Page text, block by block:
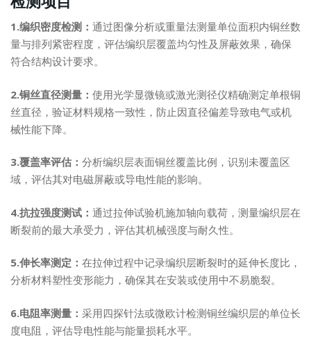
1.编织密度检测： 通过图像分析或重量法测量单位面积内铜丝数
量与排列紧密程度，评估编织层覆盖均匀性及屏蔽效果，确保
符合结构设计要求。
2.铜丝直径测量： 使用光学显微镜或激光测径仪精确测定单根铜
丝直径，验证材料规格一致性，防止因直径偏差导致电气或机
械性能下降。
3.覆盖率评估： 分析编织层表面铜丝覆盖比例，识别未覆盖区
域，评估其对电磁屏蔽或导电性能的影响。
4.抗拉强度测试： 通过拉伸试验机施加轴向载荷，测量编织层在
断裂前的最大承受力，评估其机械强度与耐久性。
5.伸长率测定： 在拉伸过程中记录编织层断裂时的延伸长度比，
分析材料塑性变形能力，确保其在安装或使用中不易脆裂。
6.电阻率测量： 采用四探针法或微欧计检测铜丝编织层的单位长
度电阻，评估导电性能与能量损耗水平。